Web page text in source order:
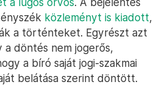
közleményt is kiadott,
a történteket. Egyrészt azt
a döntés nem jogerős,
a bíró saját jogi-szakmai
belátása szerint döntött.